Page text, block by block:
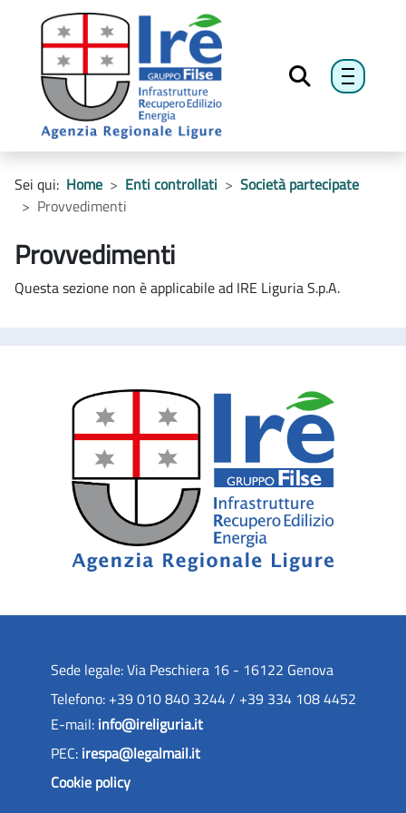
menu
Sei qui: Home Enti controllati
Società partecipate
Provvedimenti
Provvedimenti
Questa sezione non è applicabile ad IRE Liguria S.p.A.
Sede legale: Via Peschiera 16 - 16122 Genova
Telefono: +39 010 840 3244 / +39 334 108 4452
E-mail: info@ireliguria.it
PEC: irespa@legalmail.it
Cookie policy